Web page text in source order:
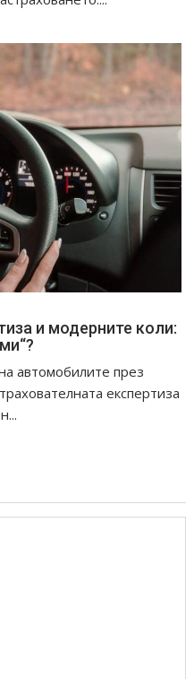
и модерните коли:
автомобилите през
експертиза